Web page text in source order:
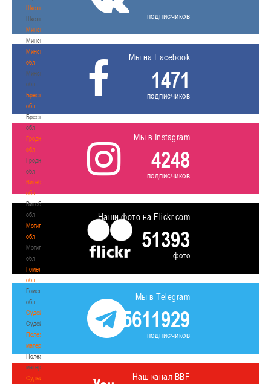
Школы
Школы
Минск
Минск
Минская
обл
Минская
обл
Брестская
обл
Брестская
обл
Гродненская
обл
Гродненская
обл
Витебская
обл
Витебская
обл
Могилевская
обл
Могилевская
обл
Гомельская
обл
Гомельская
обл
Судейство
Судейство
Полезные
материалы
Полезные
материалы
Судьи
подписчиков
Мы на Facebook
1471
подписчиков
Мы в Instagram
4248
подписчиков
Наши фото на Flickr.com
51393
фото
Мы в Telegram
5611929
подписчиков
Наш канал BBF